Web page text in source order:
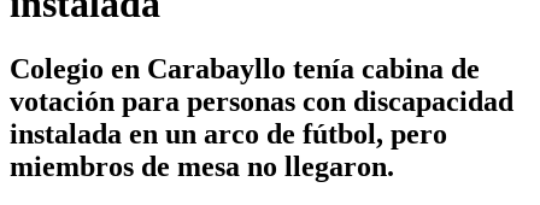
Colegio en Carabayllo tenía cabina de
votación para personas con discapacidad
instalada en un arco de fútbol, pero
miembros de mesa no llegaron.